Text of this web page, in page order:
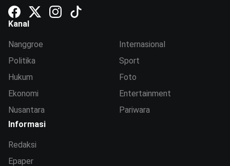
Kanal
Nanggroe
Politika
Hukum
Ekonomi
Nusantara
Internasional
Sport
Foto
Entertainment
Pariwara
Informasi
Redaksi
Epaper